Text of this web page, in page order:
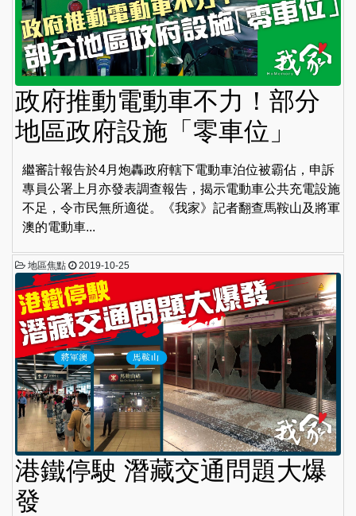
政府推動電動車不力！部分
地區政府設施「零車位」
繼審計報告於4月炮轟政府轄下電動車泊位被霸佔，申訴
專員公署上月亦發表調查報告，揭示電動車公共充電設施
不足，令市民無所適從。《我家》記者翻查馬鞍山及將軍
澳的電動車...
地區焦點 2019-10-25
港鐵停駛 潛藏交通問題大爆
發